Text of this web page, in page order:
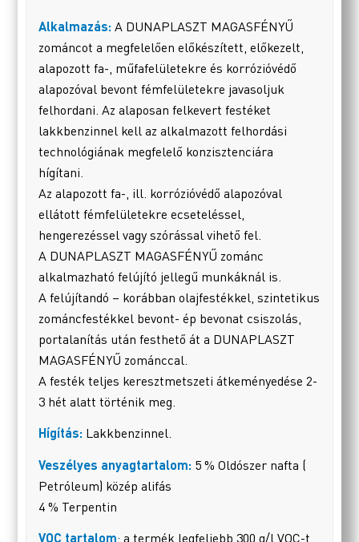
Alkalmazás: A DUNAPLASZT MAGASFÉNYŰ
zománcot a megfelelően előkészített, előkezelt,
alapozott fa-, műfafelületekre és korrózióvédő
alapozóval bevont fémfelületekre javasoljuk
felhordani. Az alaposan felkevert festéket
lakkbenzinnel kell az alkalmazott felhordási
technológiának megfelelő konzisztenciára
hígítani.
Az alapozott fa-, ill. korrózióvédő alapozóval
ellátott fémfelületekre ecseteléssel,
hengerezéssel vagy szórással vihető fel.
A DUNAPLASZT MAGASFÉNYŰ zománc
alkalmazható felújító jellegű munkáknál is.
A felújítandó – korábban olajfestékkel, szintetikus
zománcfestékkel bevont- ép bevonat csiszolás,
portalanítás után festhető át a DUNAPLASZT
MAGASFÉNYŰ zománccal.
A festék teljes keresztmetszeti átkeményedése 2-
3 hét alatt történik meg.
Hígítás: Lakkbenzinnel.
Veszélyes anyagtartalom: 5 % Oldószer nafta (
Petróleum) közép alifás
4 % Terpentin
VOC tartalom: a termék legfeljebb 300 g/l VOC-t